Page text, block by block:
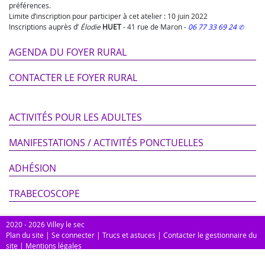
préférences.
Limite d’inscription pour participer à cet atelier : 10 juin 2022
Inscriptions auprès d’ Élodie HUET-41 rue de Maron- 06 77 33 69 24
AGENDA DU FOYER RURAL
CONTACTER LE FOYER RURAL
ACTIVITÉS POUR LES ADULTES
MANIFESTATIONS / ACTIVITÉS PONCTUELLES
ADHÉSION
TRABECOSCOPE
2020 - 2026 Villey le sec
Plan du site | Se connecter | Trucs et astuces | Contacter le gestionnaire du
site | Mentions légales